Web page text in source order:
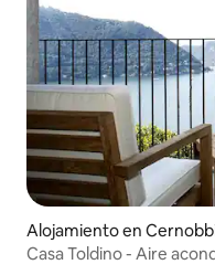
Alojamiento en
Casa Toldino - Aire